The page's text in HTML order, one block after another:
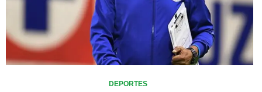
DEPORTES